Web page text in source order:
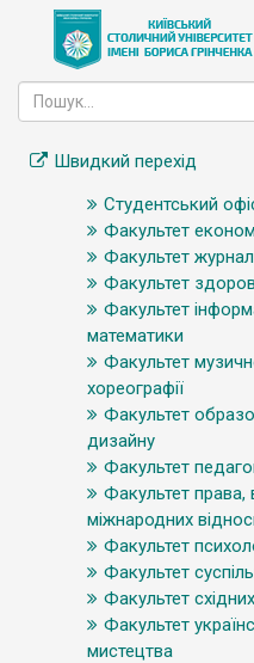
Швидкий перехід
Студентський
Факультет
Факультет
Факультет
Факультет
математики
Факультет
хореографії
Факультет
дизайну
Факультет
Факультет права,
міжнародних
Факультет
Факультет
Факультет
Факультет
мистецтва